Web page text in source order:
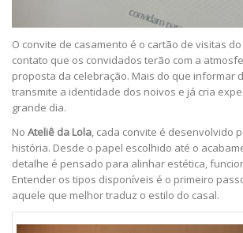
O convite de casamento é o cartão de visitas
contato que os convidados terão com a
proposta da celebração. Mais do que informar
transmite a identidade dos noivos e já cria
grande dia.
No Ateliê da Lola, cada convite é desenvolvido
história. Desde o papel escolhido até o
detalhe é pensado para alinhar estética,
Entender os tipos disponíveis é o primeiro
aquele que melhor traduz o estilo do casal.